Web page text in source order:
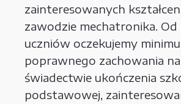
zainteresowanych
zawodzie mechatronika. Od
uczniów oczekujemy
poprawnego zachowania na
świadectwie ukończenia
podstawowej,